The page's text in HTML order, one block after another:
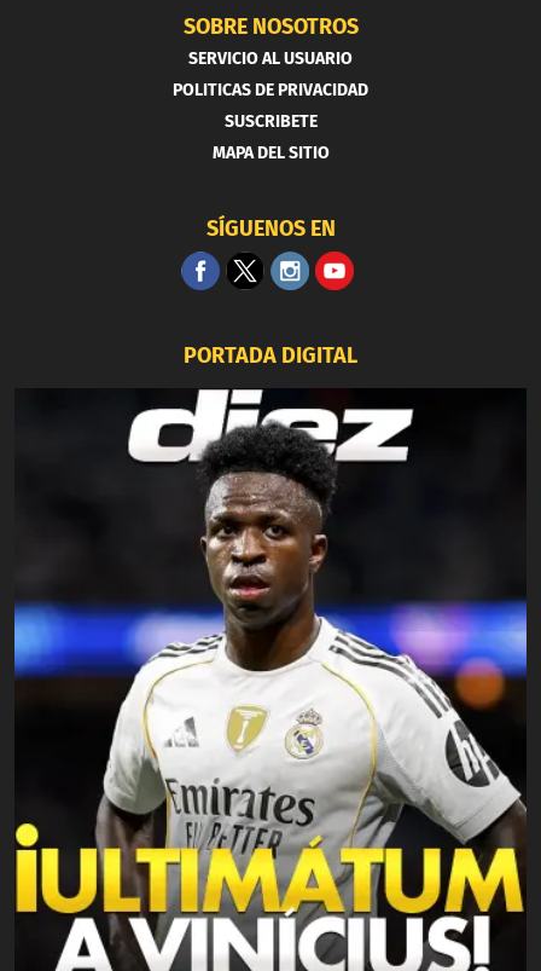
SOBRE NOSOTROS
SERVICIO AL USUARIO
POLITICAS DE PRIVACIDAD
SUSCRIBETE
MAPA DEL SITIO
SÍGUENOS EN
PORTADA DIGITAL